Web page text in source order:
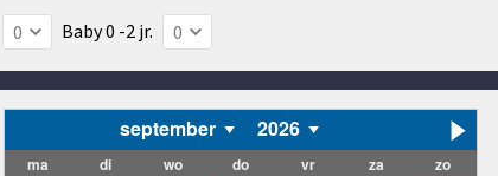
Baby 0 -2 jr.
september 2026
ma di wo do vr za
zo